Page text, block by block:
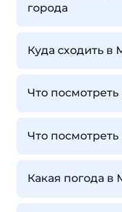
города
Куда сходить в
Что посмотреть
Что
Какая погода в